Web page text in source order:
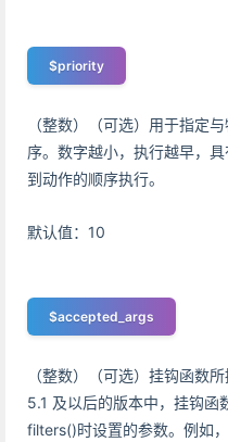
$priority
（整数）（可选）用于指定
序。数字越小，执行越早，
到动作的顺序执行。
默认值：10
$accepted_args
（整数）（可选）挂钩函数
5.1 及以后的版本中，挂钩函
filters()时设置的参数。例如